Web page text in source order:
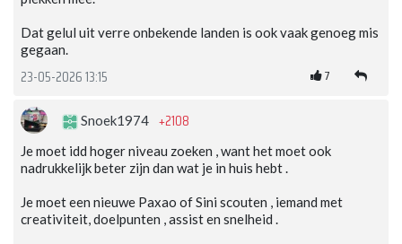
Dat gelul uit verre onbekende landen is ook vaak genoeg mis
gegaan.
23-05-2026 13:15 7
Snoek1974 +2108
Je moet idd hoger niveau zoeken , want het moet ook
nadrukkelijk beter zijn dan wat je in huis hebt .
Je moet een nieuwe Paxao of Sini scouten , iemand met
creativiteit, doelpunten , assist en snelheid .